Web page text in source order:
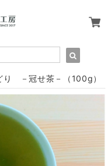
り －冠せ茶－（100g）